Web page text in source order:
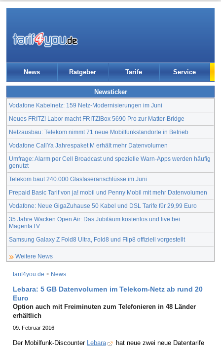
News Ratgeber Tarife Service
Newsticker
Vodafone Kabelnetz: 159 Netz-Modernisierungen im Juni
Neues FRITZ! Labor macht FRITZ!Box 5690 Pro zur Matter-Bridge
Netzausbau: Telekom nimmt 71 neue Mobilfunkstandorte in Betrieb
Vodafone CallYa Jahrespaket M erhält mehr Datenvolumen
Umfrage: Alarm per Cell Broadcast und spezielle Warn-Apps werden häufig
genutzt
Telekom baut 240.000 Glasfaseranschlüsse im Juni
Prepaid Basic Tarif von ja! mobil und Penny Mobil mit mehr Datenvolumen
Vodafone: Neue GigaZuhause 50 Kabel und DSL Tarife für 29,99 Euro
35 Jahre Wacken Open Air: Das Jubiläum kostenlos und live bei
MagentaTV
Samsung Galaxy Z Fold8 Ultra, Fold8 und Flip8 offiziell vorgestellt
Weitere News
tarif4you.de > News
Lebara: 5 GB Datenvolumen im Telekom-Netz ab rund 20
Euro
Option auch mit Freiminuten zum Telefonieren in 48 Länder
erhältlich
09. Februar 2016
Der Mobilfunk-Discounter Lebara
hat neue zwei neue Datentarife